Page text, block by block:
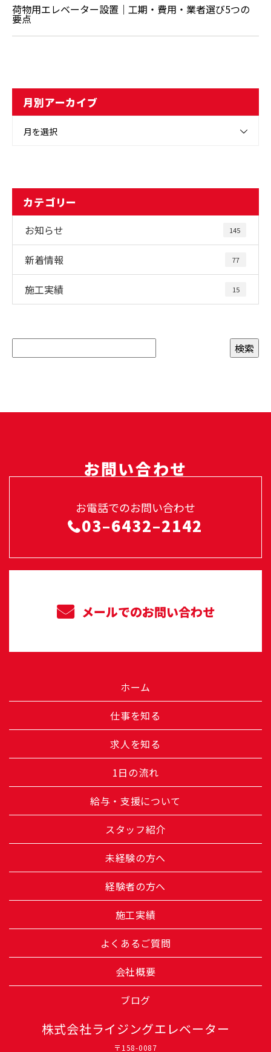
荷物用エレベーター設置｜工期・費用・業者選び5つの
要点
月別アーカイブ
月を選択
カテゴリー
お知らせ 145
新着情報 77
施工実績 15
お問い合わせ
お電話でのお問い合わせ
03–6432–2142
メールでのお問い合わせ
ホーム
仕事を知る
求人を知る
1日の流れ
給与・支援について
スタッフ紹介
未経験の方へ
経験者の方へ
施工実績
よくあるご質問
会社概要
ブログ
株式会社ライジングエレベーター
〒158-0087